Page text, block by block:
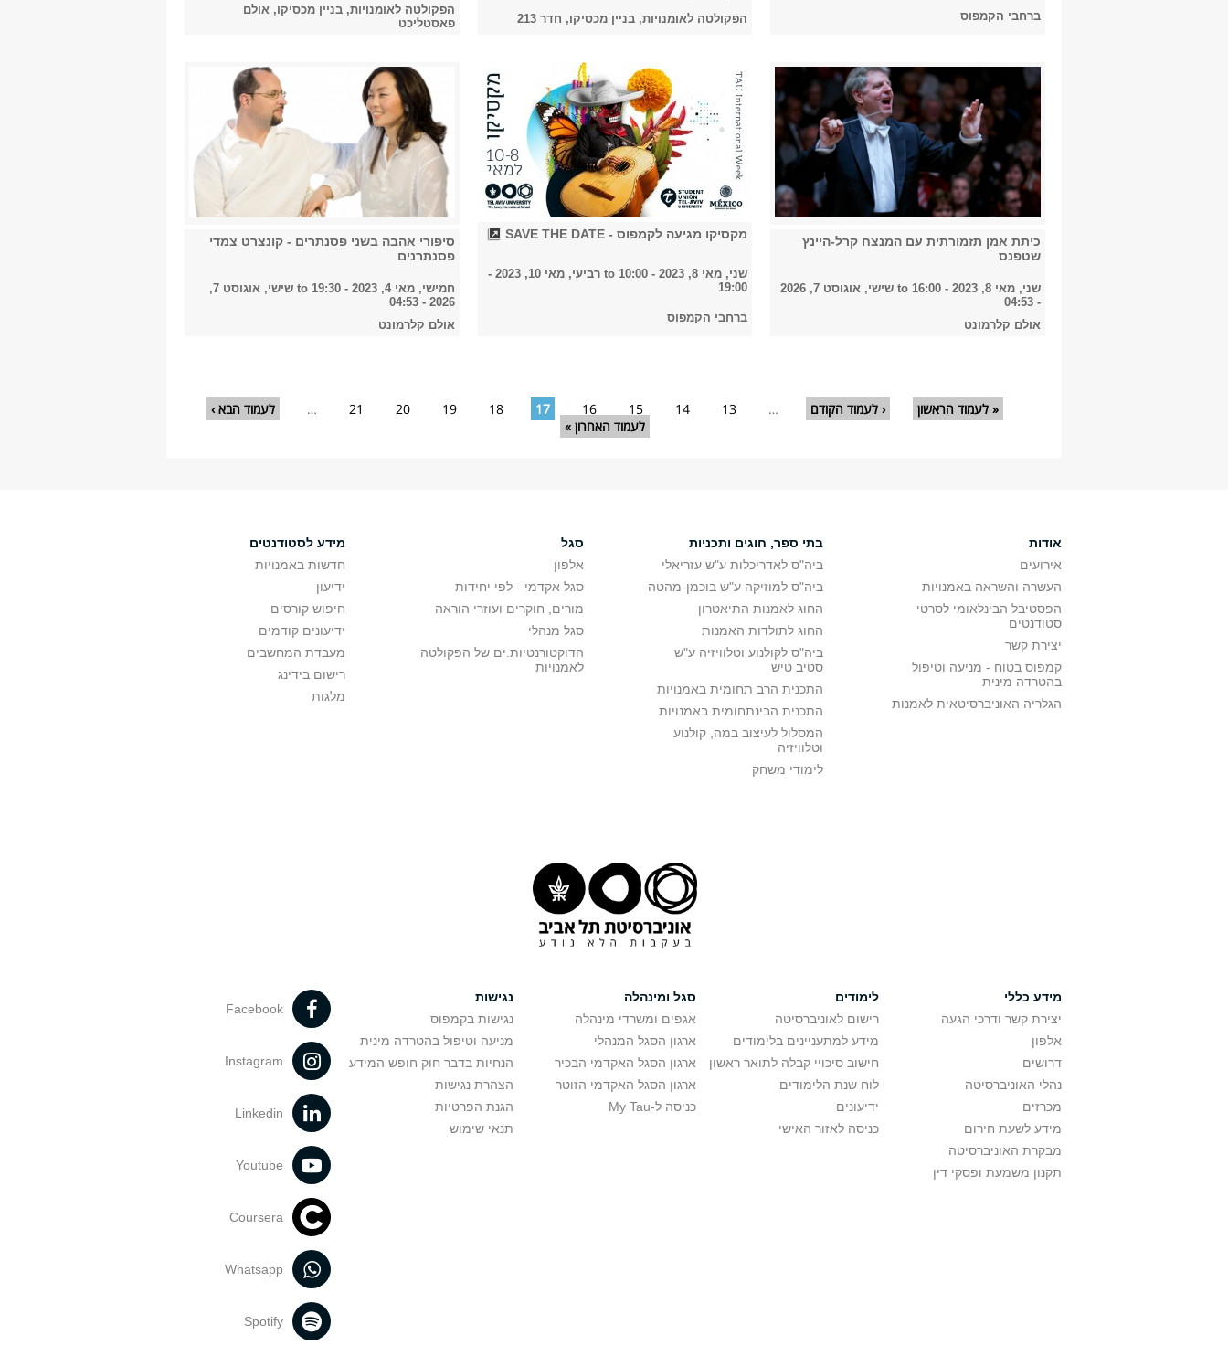
ברחבי הקמפוס
הפקולטה לאומנויות, בניין מכסיקו, חדר 213
הפקולטה לאומנויות, בניין מכסיקו, אולם
פאסטליכט
כיתת אמן תזמורתית עם המנצח קרל-היינץ
שטפנס
שני, מאי 8, 2023 - 16:00
שישי, אוגוסט 7, 2026
- 04:53
אולם קלרמונט
מקסיקו מגיעה לקמפוס - SAVE THE DATE
שני, מאי 8, 2023 - 10:00
רביעי, מאי 10, 2023 -
19:00
ברחבי הקמפוס
סיפורי אהבה בשני פסנתרים - קונצרט צמדי
פסנתרנים
חמישי, מאי 4, 2023 - 19:30 to
שישי, אוגוסט 7,
2026 - 04:53
אולם קלרמונט
עמודים« לעמוד הראשון ‹ לעמוד הקודם …
13
14
15
16
17
18
19
20
21
…
לעמוד הבא ›
לעמוד האחרון »
אודות
אירועים
העשרה והשראה באמנויות
הפסטיבל הבינלאומי לסרטי
סטודנטים
יצירת קשר
קמפוס בטוח - מניעה וטיפול
בהטרדה מינית
הגלריה האוניברסיטאית לאמנות
בתי ספר, חוגים ותכניות
ביה"ס לאדריכלות ע"ש עזריאלי
ביה"ס למוזיקה ע"ש בוכמן-מהטה
החוג לאמנות התיאטרון
החוג לתולדות האמנות
ביה"ס לקולנוע וטלוויזיה ע"ש
סטיב טיש
התכנית הרב תחומית באמנויות
התכנית הבינתחומית באמנויות
המסלול לעיצוב במה, קולנוע
וטלוויזיה
לימודי משחק
סגל
אלפון
סגל אקדמי - לפי יחידות
מורים, חוקרים ועוזרי הוראה
סגל מנהלי
הדוקטורנטיות.ים של הפקולטה
לאמנויות
מידע לסטודנטים
חדשות באמנויות
ידיעון
חיפוש קורסים
ידיעונים קודמים
מעבדת המחשבים
רישום בידינג
מלגות
מידע כללי
יצירת קשר ודרכי הגעה
אלפון
דרושים
נהלי האוניברסיטה
מכרזים
מידע לשעת חירום
מבקרת האוניברסיטה
תקנון משמעת ופסקי דין
לימודים
רישום לאוניברסיטה
מידע למתעניינים בלימודים
חישוב סיכויי קבלה לתואר ראשון
לוח שנת הלימודים
ידיעונים
כניסה לאזור האישי
סגל ומינהלה
אגפים ומשרדי מינהלה
ארגון הסגל המנהלי
ארגון הסגל האקדמי הבכיר
ארגון הסגל האקדמי הזוטר
כניסה ל-My Tau
נגישות
נגישות בקמפוס
מניעה וטיפול בהטרדה מינית
הנחיות בדבר חוק חופש המידע
הצהרת נגישות
הגנת הפרטיות
תנאי שימוש
Facebook
Instagram
Linkedin
Youtube
Coursera
Whatsapp
Spotify